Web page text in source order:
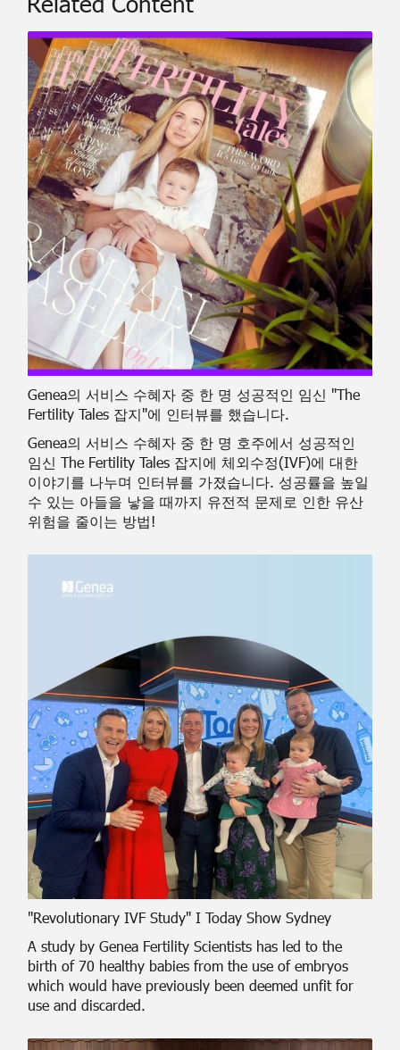
Genea의 서비스 수혜자 중 한 명 성공적인 임신 "The
Fertility Tales 잡지"에 인터뷰를 했습니다.
Genea의 서비스 수혜자 중 한 명 호주에서 성공적인
임신 The Fertility Tales 잡지에 체외수정(IVF)에 대한
이야기를 나누며 인터뷰를 가졌습니다. 성공률을 높일
수 있는 아들을 낳을 때까지 유전적 문제로 인한 유산
위험을 줄이는 방법!
"Revolutionary IVF Study" I Today Show Sydney
A study by Genea Fertility Scientists has led to the
birth of 70 healthy babies from the use of embryos
which would have previously been deemed unfit for
use and discarded.